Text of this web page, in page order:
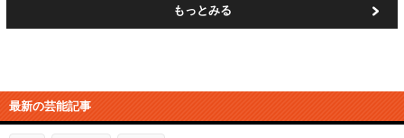
もっとみる
最新の芸能記事